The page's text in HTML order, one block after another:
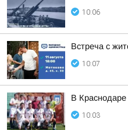
10:06
Встреча с
10:07
В Краснодаре
10:03